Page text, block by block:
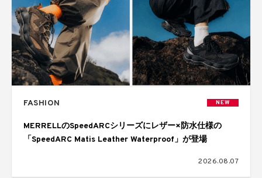
FASHION NEW
MERRELLのSpeedARCシリーズにレザー×防水仕様の
「SpeedARC Matis Leather Waterproof」が登場
2026.08.07